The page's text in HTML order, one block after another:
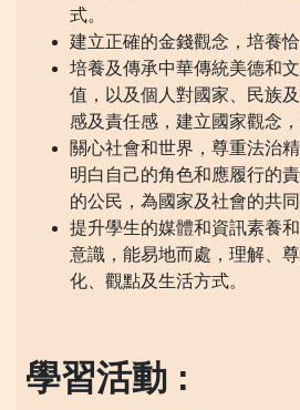
式。
建立正確的金錢觀念，培養恰
培養及傳承中華傳統美德和
值，以及個人對國家、民族
感及責任感，建立國家觀念，
關心社會和世界，尊重法治
明白自己的角色和應履行的
的公民，為國家及社會的共同
提升學生的媒體和資訊素養
意識，能易地而處，理解、
化、觀點及生活方式。
學習活動 :